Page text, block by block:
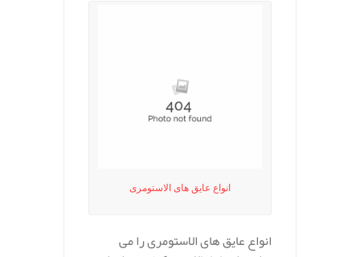
انواع عایق های الاستومری
انواع عایق های الاستومری را می